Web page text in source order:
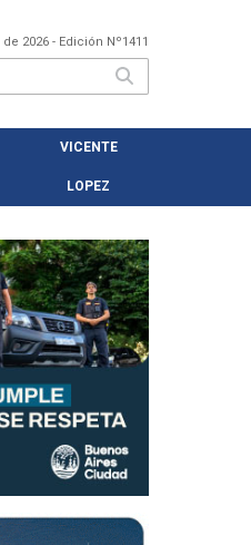
2026 - Edición Nº1411
VICENTE
LOPEZ